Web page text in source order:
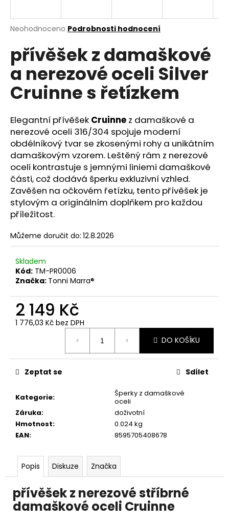
Průměrné
produktu
je
0,0
z
5
hvězdiček.
Neohodnoceno Podrobnosti hodnocení
přívěšek z damaškové
a nerezové oceli Silver
Cruinne s řetízkem
Elegantní přívěšek Cruinne z damaškové a
nerezové oceli 316/304 spojuje moderní
obdélníkový tvar se zkosenými rohy a unikátním
damaškovým vzorem. Leštěný rám z nerezové
oceli kontrastuje s jemnými liniemi damaškové
části, což dodává šperku exkluzivní vzhled.
Zavěšen na očkovém řetízku, tento přívěšek je
stylovým a originálním doplňkem pro každou
příležitost.
Můžeme doručit do: 12.8.2026
Skladem
Kód: TM-PR0006
Značka: Tonni Marra®
2 149 Kč
1 776,03 Kč bez DPH
DO KOŠÍKU
Kategorie:
Šperky z damaškové
oceli
Záruka:
doživotní
Hmotnost:
0.024 kg
EAN: 8595705408678
Zeptat se Sdílet
Popis Diskuze Značka
přívěšek z nerezové stříbrné
damaškové oceli Cruinne
j
t
?
HLEDAT
D
o
p
o
r
u
č
u
e
m
e
ČERNÉ
PÁNSKÉ
YPJO
4029
591
Kč